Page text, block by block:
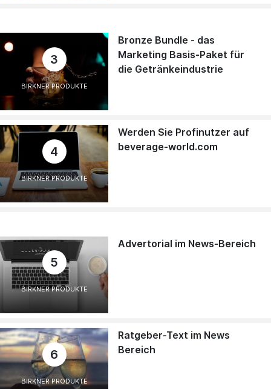
3
BIRKNER PRODUKTE
Bronze Bundle - das
Marketing Basis-Paket für
die Getränkeindustrie
4
BIRKNER PRODUKTE
Werden Sie Profinutzer auf
beverage-world.com
5
BIRKNER PRODUKTE
Advertorial im News-Bereich
6
BIRKNER PRODUKTE
Ratgeber-Text im News
Bereich